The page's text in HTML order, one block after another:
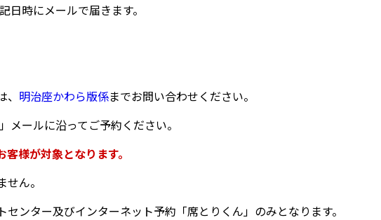
日時にメールで届きます。
明治座かわら版係までお問い合わせください。
メールに沿ってご予約ください。
様が対象となります。
ん。
ンター及びインターネット予約「席とりくん」のみとなります。